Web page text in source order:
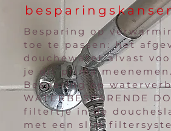
Besparing op
toe te passen: het
douchewater alvast
je dit prima meenemen.
Besparing op
WATERBESPARENDE
filtertje in de
met een slim